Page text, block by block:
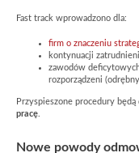
Fast track wprowadzono dla:
firm o znaczeniu
kontynuacji
zawodów
rozporządzeni
Przyspieszone procedury
pracę.
Nowe powody